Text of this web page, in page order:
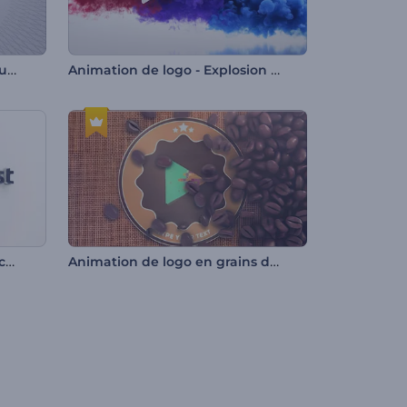
Animation de logo sur un bouton Animation de logo - Explosion multicolore
Animation de logo en brillance élégante Animation de logo en grains de café